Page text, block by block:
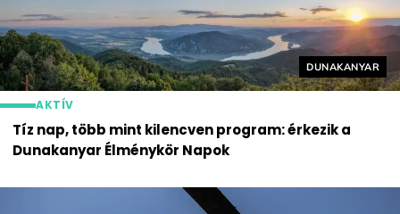
Helyszín
DUNAKANYAR
AKTÍV
Tíz nap, több mint kilencven program: érkezik a
Dunakanyar Élménykör Napok